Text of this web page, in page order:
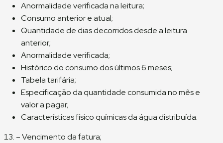
Anormalidade verificada na leitura;
Consumo anterior e atual;
Quantidade de dias decorridos desde a leitura
anterior;
Anormalidade verificada;
Histórico do consumo dos últimos 6 meses;
Tabela tarifária;
Especificação da quantidade consumida no mês e
valor a pagar;
Características físico químicas da água distribuída.
– Vencimento da fatura;